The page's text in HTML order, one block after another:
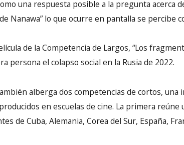
una respuesta posible a la pregunta acerca
Nanawa” lo que ocurre en pantalla se percibe
de la Competencia de Largos, “Los
persona el colapso social en la Rusia de 2022.
alberga dos competencias de cortos,
en escuelas de cine. La primera
de Cuba, Alemania, Corea del Sur, España,